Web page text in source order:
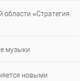
области «Стратегия
музыки
новыми